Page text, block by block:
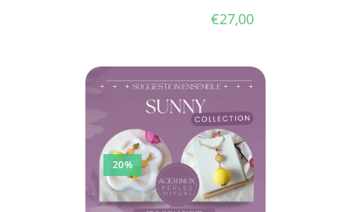
€27,00
20%